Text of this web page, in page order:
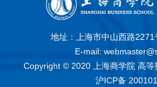
地址：上海市中山西路
E-mail:
Copyright © 2020 上海商学院 高等
沪ICP备